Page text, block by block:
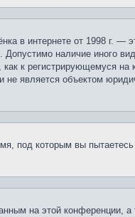
в интернете от 1998 г.
наличие иного
к регистрирующемуся
является объектом
под которым вы
на этой